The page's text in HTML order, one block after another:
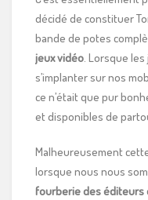
décidé de constituer
bande de potes
jeux vidéo . Lorsque
s’implanter sur nos
ce n’était que pur
et disponibles de
Malheureusement
lorsque nous nous
fourberie des éditeurs